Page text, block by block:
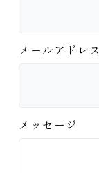
メールアドレス
メッセージ